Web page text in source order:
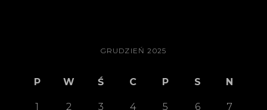
GRUDZIEŃ 2025
P W Ś C P S N
1 2 3 4 5 6 7